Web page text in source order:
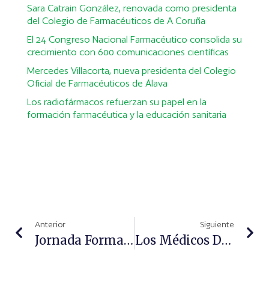
Sara Catrain González, renovada como presidenta
del Colegio de Farmacéuticos de A Coruña
El 24 Congreso Nacional Farmacéutico consolida su
crecimiento con 600 comunicaciones científicas
Mercedes Villacorta, nueva presidenta del Colegio
Oficial de Farmacéuticos de Álava
Los radiofármacos refuerzan su papel en la
formación farmacéutica y la educación sanitaria
Anterior
Jornada Formativa Para Mejorar La Atención A Los Pacientes Oncológicos
Siguiente
Los Médicos De Atención Primaria Se Suman Al Movimiento Corazones Contentos